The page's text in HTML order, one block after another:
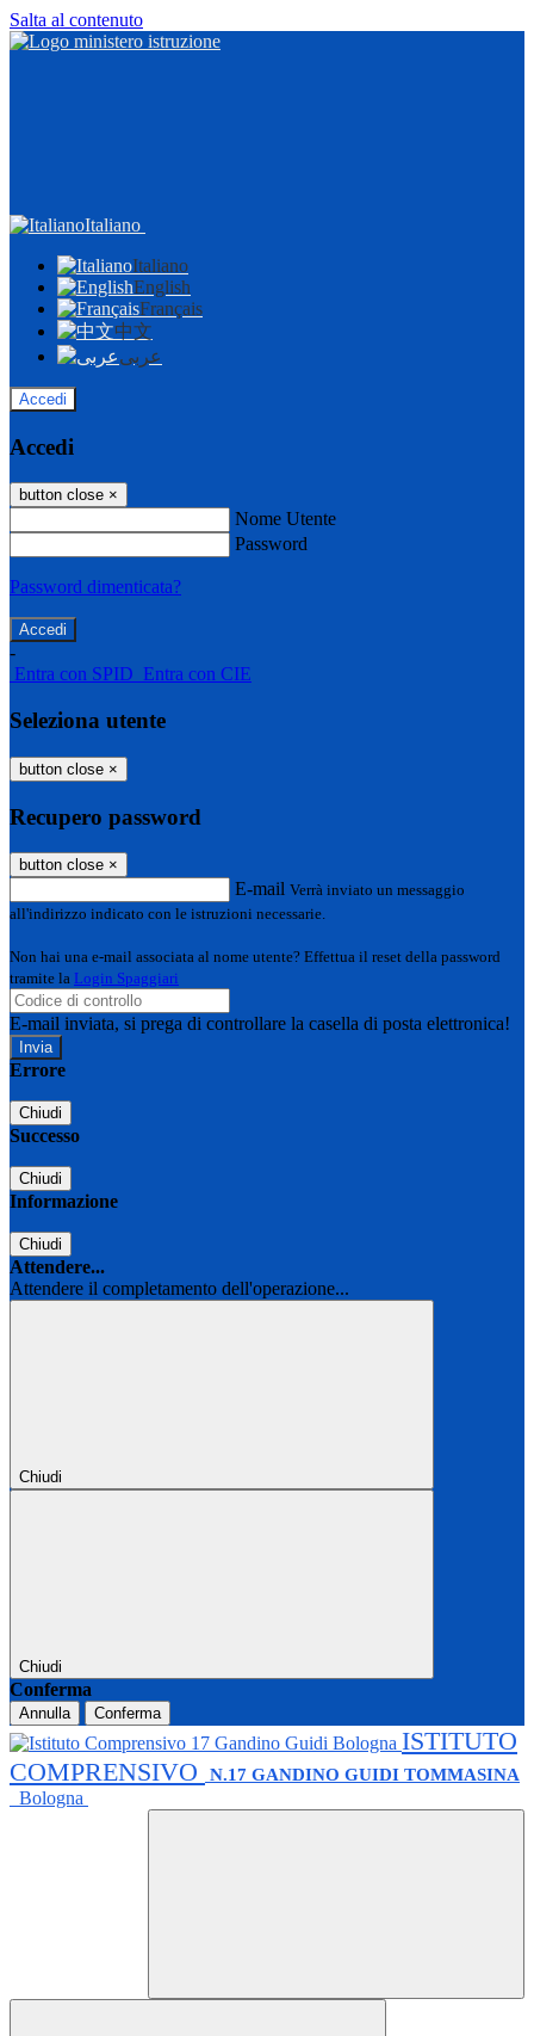
Salta al contenuto
Italiano
Italiano
English
Français
中文
عربى
Accedi
Accedi
button close ×
Nome Utente
Password
Password dimenticata?
-
Entra con SPID Entra con CIE
Seleziona utente
button close ×
Recupero password
button close ×
E-mail Verrà inviato un messaggio
all'indirizzo indicato con le istruzioni necessarie.
Non hai una e-mail associata al nome utente? Effettua il reset della password
tramite la Login Spaggiari
E-mail inviata, si prega di controllare la casella di posta elettronica!
Errore
Chiudi
Successo
Chiudi
Informazione
Chiudi
Attendere...
Attendere il completamento dell'operazione...
Chiudi
Chiudi
Conferma
Annulla Conferma
ISTITUTO
COMPRENSIVO
N.17 GANDINO GUIDI TOMMASINA
Bologna